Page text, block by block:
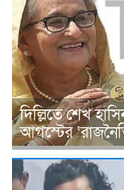
দিল্লিতে শেখ
আগস্টের